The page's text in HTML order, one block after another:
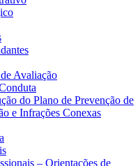
Avaliação
do Plano de Prevenção de
e Infrações Conexas
– Orientações de